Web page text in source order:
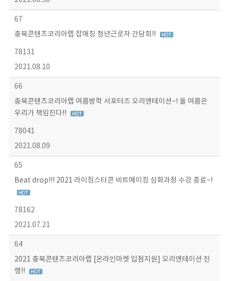
67
충북콘텐츠코리아랩 잡매칭 청년근로자 간담회!!
78131
2021.08.10
66
충북콘텐츠코리아랩 여름방학 서포터즈 오리엔테이션~! 올 여름은
우리가 책임진다!!
78041
2021.08.09
65
Beat drop!!! 2021 라이징스타콘 비트메이킹 심화과정 수강 종료~!
78162
2021.07.21
64
2021 충북콘텐츠코리아랩 [온라인마켓 입점지원] 오리엔테이션 진
행!!